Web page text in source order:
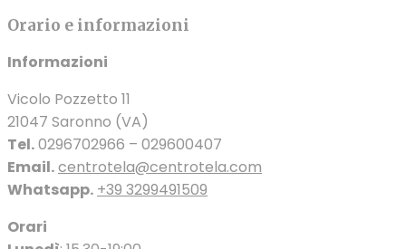
Orario e informazioni
Informazioni
Vicolo Pozzetto 11
21047 Saronno (VA)
Tel.0296702966 – 029600407
Email.centrotela@centrotela.com
Whatsapp. +39 3299491509
Orari